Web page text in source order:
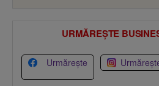
URMĂREȘTE
Urmărește